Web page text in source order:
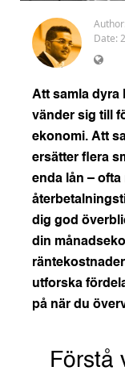
Author:
Date:
Att samla dyra
vänder sig till
ekonomi. Att
ersätter flera
enda lån –
dig god
din
utforska
på när du
Förstå